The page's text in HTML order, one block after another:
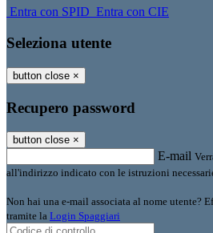
Entra con SPID Entra con CIE
Seleziona utente
button close ×
Recupero password
button close ×
E-mail
all'indirizzo indicato con le istruzioni
Non hai una e-mail associata al nome utente?
tramite la Login Spaggiari